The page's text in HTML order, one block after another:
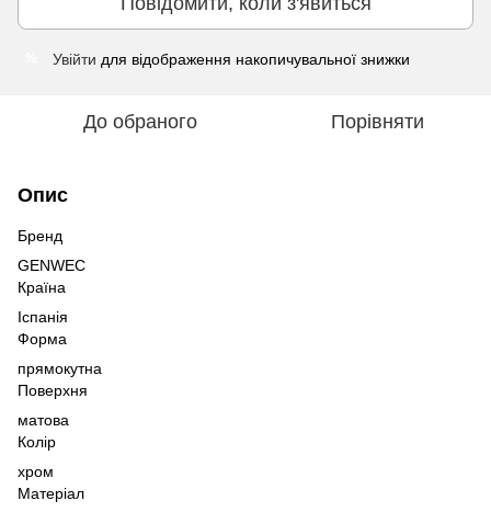
Увійти для відображення накопичувальної знижки
До обраного Порівняти
Опис
Бренд
GENWEC
Країна
Іспанія
Форма
прямокутна
Поверхня
матова
Колір
хром
Матеріал